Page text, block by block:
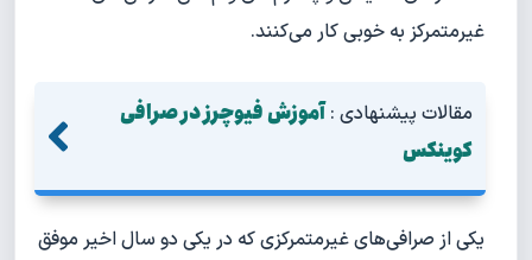
غیرمتمرکز به خوبی کار می‌کنند.
مقالات پیشنهادی : آموزش فیوچرز در صرافی
کوینکس
یکی از صرافی‌های غیرمتمرکزی که در یکی دو سال اخیر موفق